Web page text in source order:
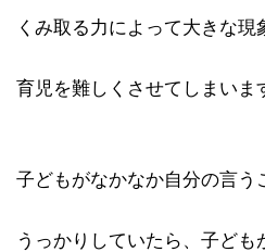
くみ取る力によって大きな現
育児を難しくさせてしまいま
子どもがなかなか自分の言う
うっかりしていたら、子ども